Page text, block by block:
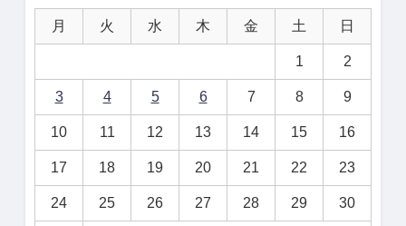
月 火 水 木 金 土 日
1 2
3 4 5 6 7 8 9
10 11 12 13 14 15 16
17 18 19 20 21 22 23
24 25 26 27 28 29 30